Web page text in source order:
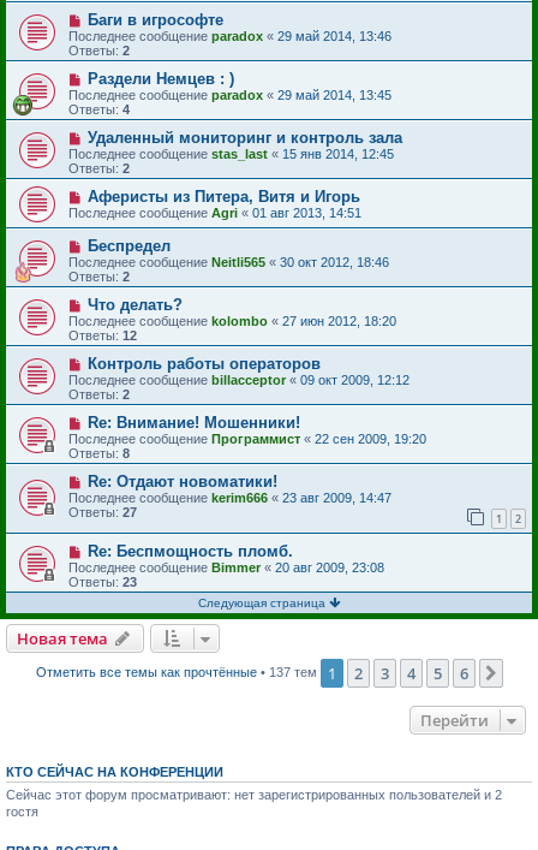
Баги в игрософте
Последнее сообщение paradox « 29 май 2014, 13:46
Ответы: 2
Раздели Немцев : )
Последнее сообщение paradox « 29 май 2014, 13:45
Ответы: 4
Удаленный мониторинг и контроль зала
Последнее сообщение stas_last « 15 янв 2014, 12:45
Ответы: 2
Аферисты из Питера, Витя и Игорь
Последнее сообщение Agri « 01 авг 2013, 14:51
Беспредел
Последнее сообщение Neitli565 « 30 окт 2012, 18:46
Ответы: 2
Что делать?
Последнее сообщение kolombo « 27 июн 2012, 18:20
Ответы: 12
Контроль работы операторов
Последнее сообщение billacceptor « 09 окт 2009, 12:12
Ответы: 2
Re: Внимание! Мошенники!
Последнее сообщение Программист « 22 сен 2009, 19:20
Ответы: 8
Re: Отдают новоматики!
Последнее сообщение kerim666 « 23 авг 2009, 14:47
Ответы: 27 1 2
Re: Беспмощность пломб.
Последнее сообщение Bimmer« 20 авг 2009, 23:08
Ответы: 23
Следующая страница
Новая тема
Отметить все темы как прочтённые• 137 тем 1 2 3 4 5 6
Перейти
КТО СЕЙЧАС НА КОНФЕРЕНЦИИ
Сейчас этот форум просматривают: нет зарегистрированных пользователей и 2
гостя